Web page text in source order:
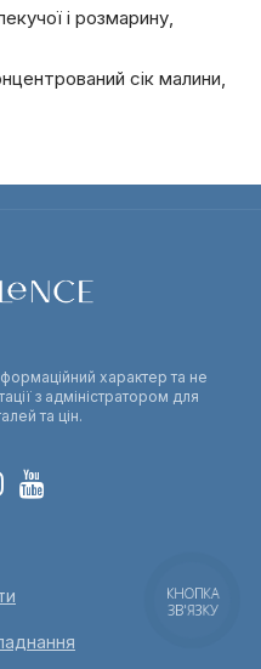
і розмарину,
сік малини,
характер та не
з адміністратором для
та цін.
КНОПКА
ЗВ'ЯЗКУ